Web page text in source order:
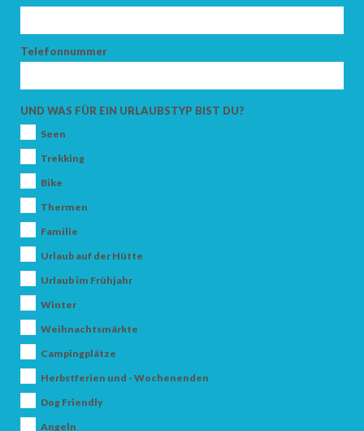
Telefonnummer
UND WAS FÜR EIN URLAUBSTYP BIST DU?
Seen
Trekking
Bike
Thermen
Familie
Urlaub auf der Hütte
Urlaub im Frühjahr
Winter
Weihnachtsmärkte
Campingplätze
Herbstferien und - Wochenenden
Dog Friendly
Angeln